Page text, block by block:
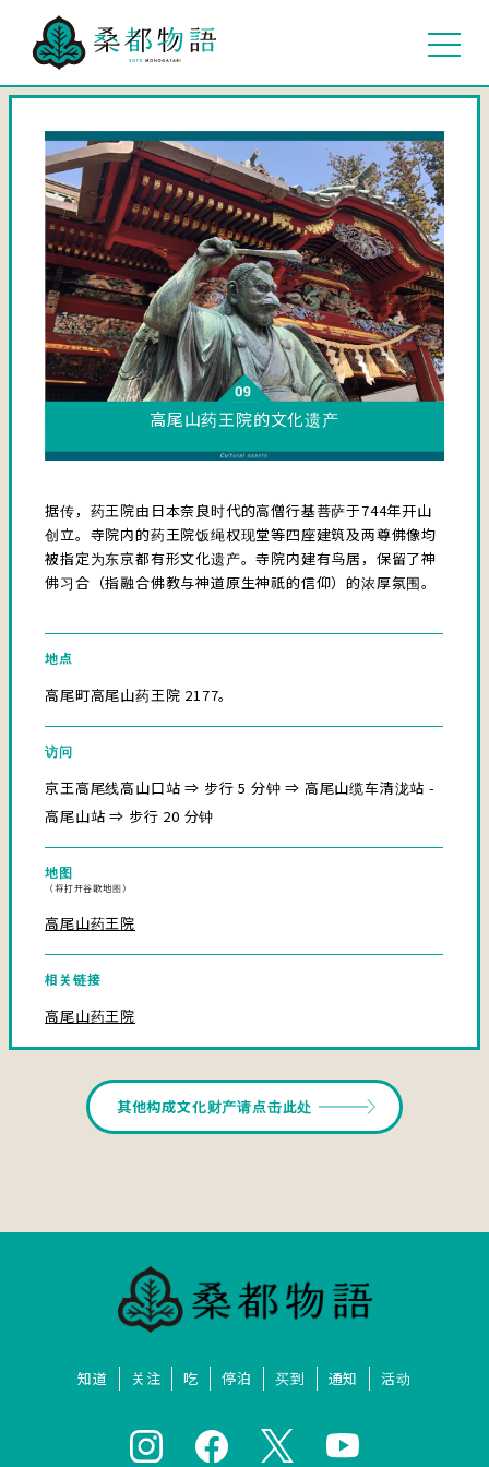
高尾山药王院的文化遗产
据传，药王院由日本奈良时代的高僧行基菩萨于744年开山
创立。寺院内的药王院饭绳权现堂等四座建筑及两尊佛像均
被指定为东京都有形文化遗产。寺院内建有鸟居，保留了神
佛习合（指融合佛教与神道原生神祇的信仰）的浓厚氛围。
地点
高尾町高尾山药王院 2177。
访问
京王高尾线高山口站 ⇒ 步行 5 分钟 ⇒ 高尾山缆车清泷站 -
高尾山站 ⇒ 步行 20 分钟
地图
（将打开谷歌地图）
高尾山药王院
相关链接
高尾山药王院
其他构成文化财产请点击此处
知道 关注 吃 停泊 买到 通知 活动